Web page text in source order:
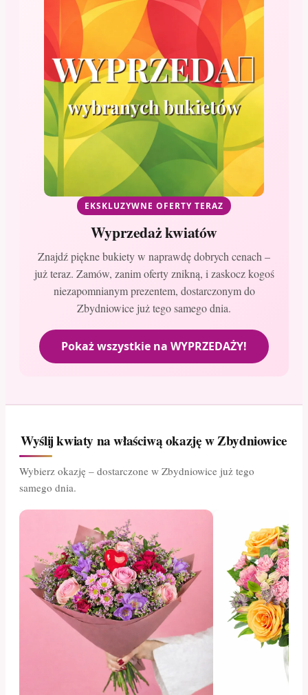
EKSKLUZYWNE OFERTY TERAZ
Wyprzedaż kwiatów
Znajdź piękne bukiety w naprawdę dobrych cenach –
już teraz. Zamów, zanim oferty znikną, i zaskocz kogoś
niezapomnianym prezentem, dostarczonym do
Zbydniowice już tego samego dnia.
Pokaż wszystkie na WYPRZEDAŻY!
Wyślij kwiaty na właściwą okazję w Zbydniowice
Wybierz okazję – dostarczone w Zbydniowice już tego
samego dnia.